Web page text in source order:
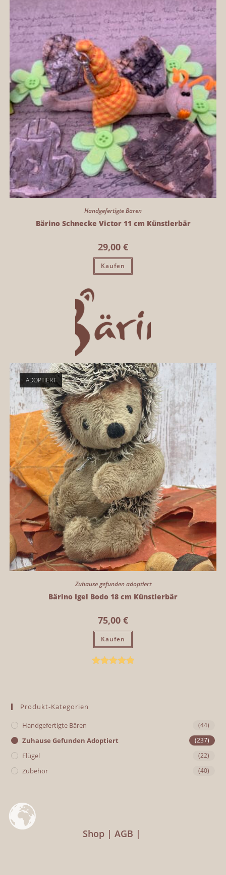
Handgefertigte Bären
Bärino Schnecke Victor 11 cm Künstlerbär
29,00 €
Kaufen
ADOPTIERT
Zuhause gefunden adoptiert
Bärino Igel Bodo 18 cm Künstlerbär
75,00 €
Kaufen
Produkt-Kategorien
Handgefertigte Bären (44)
Zuhause Gefunden Adoptiert (237)
Flügel (22)
Zubehör (40)
Shop
AGB